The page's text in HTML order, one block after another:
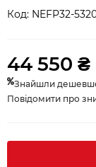
Код: NEFP32-
44 550 ₴
Знайшли
Повідомити про